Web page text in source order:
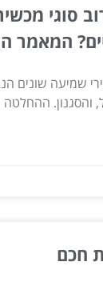
סוגי
המאמר
שמיעה שונים
והסגנון. ההחלטה
חכם